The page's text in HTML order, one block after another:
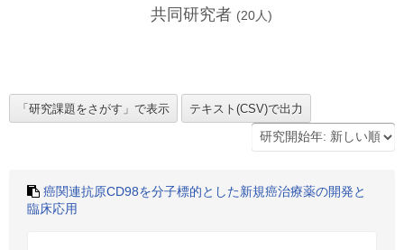
共同研究者 (20人)
癌関連抗原CD98を分子標的とした新規癌治療薬の開発と
臨床応用